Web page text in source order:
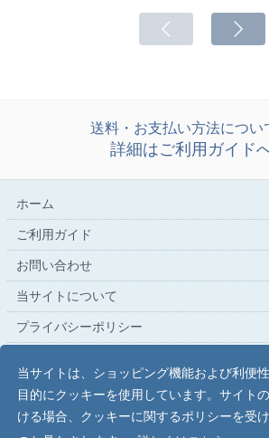
当サイトは、ショッピング機能および利便
目的にクッキーを使用しています。サイト
ける場合、クッキーに関するポリシーを受
送料・お支払い方法につい
詳細はご利用ガイド
ホーム
ご利用ガイド
お問い合わせ
当サイトについて
プライバシーポリシー